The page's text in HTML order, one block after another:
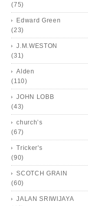
(75)
Edward Green
(23)
J.M.WESTON
(31)
Alden
(110)
JOHN LOBB
(43)
church’s
(67)
Tricker's
(90)
SCOTCH GRAIN
(60)
JALAN SRIWIJAYA